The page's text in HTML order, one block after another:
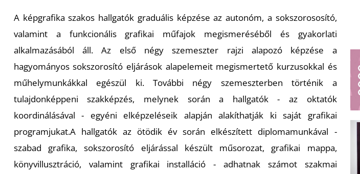
A képgrafika szakos hallgatók graduális képzése az autonóm, a sokszorososító,
valamint a funkcionális grafikai műfajok megismeréséből és gyakorlati
alkalmazásából áll. Az első négy szemeszter rajzi alapozó képzése a
hagyományos sokszorosító eljárások alapelemeit megismertető kurzusokkal és
műhelymunkákkal egészül ki. További négy szemeszterben történik a
tulajdonképpeni szakképzés, melynek során a hallgatók - az oktatók
koordinálásával - egyéni elképzeléseik alapján alakíthatják ki saját grafikai
programjukat.A hallgatók az ötödik év során elkészített diplomamunkával -
szabad grafika, sokszorosító eljárással készült műsorozat, grafikai mappa,
könyvillusztráció, valamint grafikai installáció - adhatnak számot szakmai